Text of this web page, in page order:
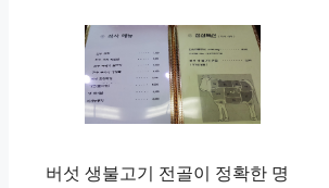
버섯 생불고기 전골이 정확한 명